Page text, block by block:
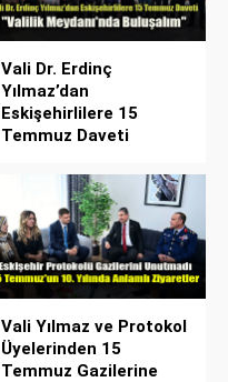
Vali Dr. Erdinç
Yılmaz’dan
Eskişehirlilere 15
Temmuz Daveti
Vali Yılmaz ve Protokol
Üyelerinden 15
Temmuz Gazilerine